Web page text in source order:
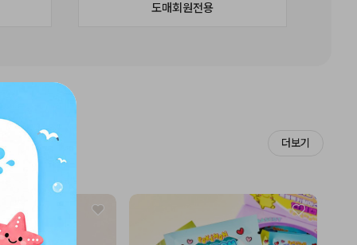
도매회원전용
더보기